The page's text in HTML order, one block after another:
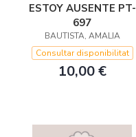
ESTOY AUSENTE PT-
697
BAUTISTA, AMALIA
Consultar disponibilitat
10,00 €